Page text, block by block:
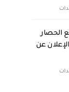
الحصار
عن